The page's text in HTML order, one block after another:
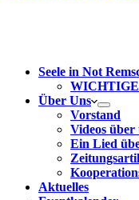
Seele in Not
Über Uns
Vorstand
Videos über
Ein Lied
Aktuelles